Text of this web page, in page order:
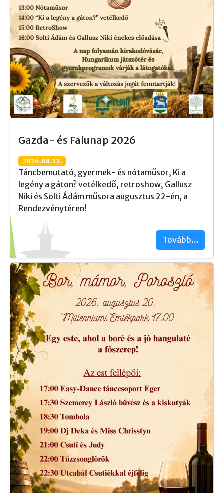
Gazda- és Falunap 2026
2026.08.22.
Táncbemutató, gyermek- és nótaműsor, Ki a
legény a gáton? vetélkedő, retroshow, Gallusz
Niki és Solti Ádám műsora augusztus 22-én, a
Rendezvénytéren!
Tovább...